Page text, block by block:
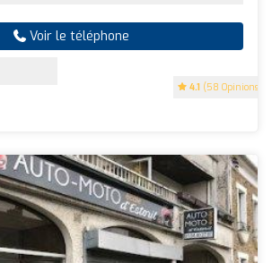
4.1 (58 Opinions)
Voir le téléphone